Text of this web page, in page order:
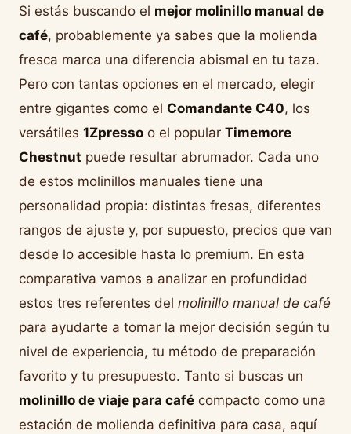
Si estás buscando el mejor molinillo manual de
café, probablemente ya sabes que la molienda
fresca marca una diferencia abismal en tu taza.
Pero con tantas opciones en el mercado, elegir
entre gigantes como el Comandante C40, los
versátiles 1Zpresso o el popular Timemore
Chestnut puede resultar abrumador. Cada uno
de estos molinillos manuales tiene una
personalidad propia: distintas fresas, diferentes
rangos de ajuste y, por supuesto, precios que van
desde lo accesible hasta lo premium. En esta
comparativa vamos a analizar en profundidad
estos tres referentes del molinillo manual de café
para ayudarte a tomar la mejor decisión según tu
nivel de experiencia, tu método de preparación
favorito y tu presupuesto. Tanto si buscas un
molinillo de viaje para café compacto como una
estación de molienda definitiva para casa, aquí